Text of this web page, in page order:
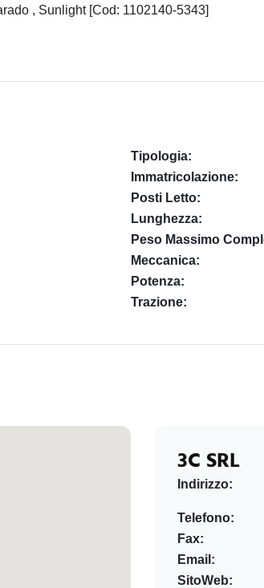
, Sunlight [Cod: 1102140-5343]
Tipologia:
Immatricolazione:
Posti Letto:
Lunghezza:
Peso Massimo
Meccanica:
Potenza:
Trazione:
3C SRL
Indirizzo:
Telefono:
Fax:
Email:
SitoWeb: